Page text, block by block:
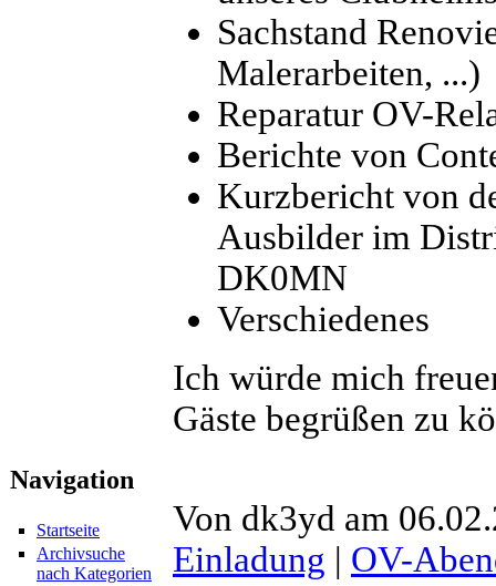
Navigation
Startseite
Archivsuche
nach Kategorien
Sachstand
Malerarbeiten, ...)
Reparatur OV-
Berichte von
Kurzbericht von
Ausbilder im
DK0MN
Verschiedenes
Ich würde mich
Gäste begrüßen zu
Von dk3yd am
Einladung | OV-